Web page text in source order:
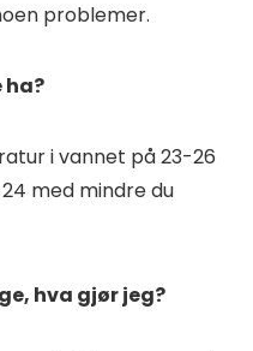
problemer.
ha?
i vannet på 23-26
med mindre du
hva gjør jeg?